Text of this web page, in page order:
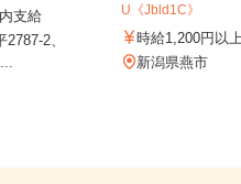
支給
2、
U《Jbld1C》
時給1,200円以上
新潟県燕市